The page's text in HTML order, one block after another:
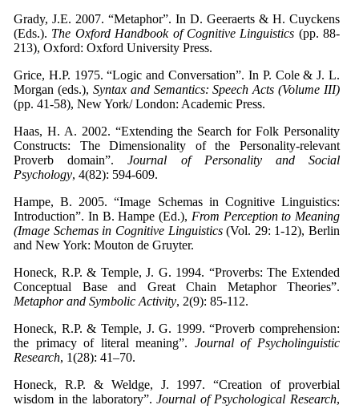
Grady, J.E. 2007. “Metaphor”. In D. Geeraerts & H. Cuyckens
(Eds.). The Oxford Handbook of Cognitive Linguistics (pp. 88-
213), Oxford: Oxford University Press.
Grice, H.P. 1975. “Logic and Conversation”. In P. Cole & J. L.
Morgan (eds.), Syntax and Semantics: Speech Acts (Volume III)
(pp. 41-58), New York/ London: Academic Press.
Haas, H. A. 2002. “Extending the Search for Folk Personality
Constructs: The Dimensionality of the Personality-relevant
Proverb domain”.Journal of Personality and Social
Psychology, 4(82): 594-609.
Hampe, B. 2005. “Image Schemas in Cognitive Linguistics:
Introduction”. In B. Hampe (Ed.), From Perception to Meaning
(Image Schemas in Cognitive Linguistics(Vol. 29: 1-12), Berlin
and New York: Mouton de Gruyter.
Honeck, R.P. & Temple, J. G. 1994. “Proverbs: The Extended
Conceptual Base and Great Chain Metaphor Theories”.
Metaphor and Symbolic Activity, 2(9): 85-112.
Honeck, R.P. & Temple, J. G. 1999. “Proverb comprehension:
the primacy of literal meaning”. Journal of Psycholinguistic
Research, 1(28): 41–70.
Honeck, R.P. & Weldge, J. 1997. “Creation of proverbial
wisdom in the laboratory”.Journal of Psychological Research,